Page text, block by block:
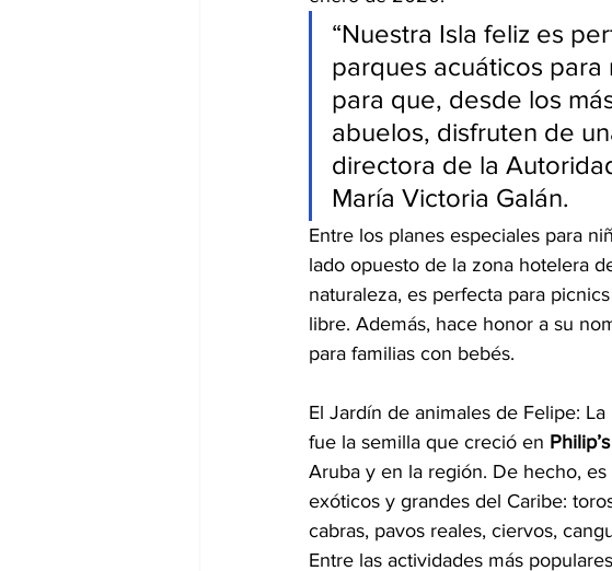
“Nuestra Isla feliz es
parques acuáticos
para que, desde los
abuelos, disfruten de
directora de la
María Victoria Galán.
Entre los planes especiales para
lado opuesto de la zona hotelera
naturaleza, es perfecta para
libre. Además, hace honor a su
para familias con bebés.
El Jardín de animales de Felipe:
fue la semilla que creció en
Aruba y en la región. De hecho,
exóticos y grandes del Caribe:
cabras, pavos reales, ciervos,
Entre las actividades más